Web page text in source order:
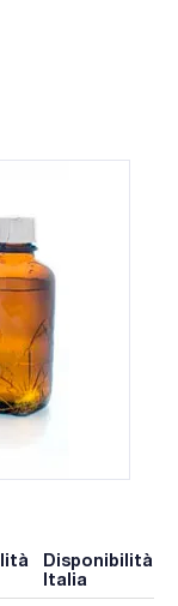
Disponibilità
Italia